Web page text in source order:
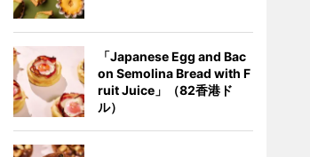
「Japanese Egg and Bac
on Semolina Bread with F
ruit Juice」（82香港ド
ル）